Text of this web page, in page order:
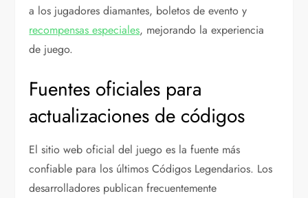
a los jugadores diamantes, boletos de evento y
recompensas especiales, mejorando la experiencia
de juego.
Fuentes oficiales para
actualizaciones de códigos
El sitio web oficial del juego es la fuente más
confiable para los últimos Códigos Legendarios. Los
desarrolladores publican frecuentemente